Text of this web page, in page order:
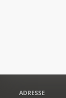
ADRESSE